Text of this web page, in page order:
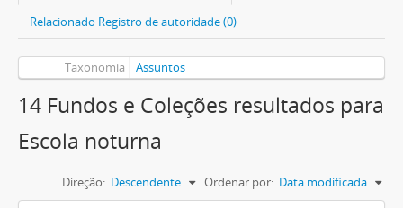
Relacionado Registro de autoridade (0)
Taxonomia Assuntos
14 Fundos e Coleções resultados para
Escola noturna
Ordenar por: Data modificada
Direção: Descendente